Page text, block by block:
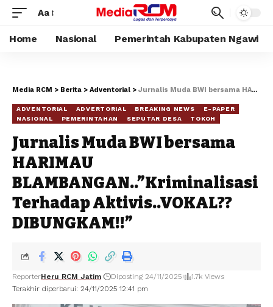
Aa
Home Nasional Pemerintah Kabupaten Ngawi
Media RCM > Berita > Adventorial > Jurnalis Muda BWI bersama HARIMAU BLAMBANGAN..”Kriminalisasi Terhadap Aktivis..VOKAL?? DIBUNGKAM!!”
ADVENTORIAL ADVERTORIAL BREAKING NEWS
E-PAPER
NASIONAL
PEMERINTAHAN SEPUTAR DESA TOKOH
Jurnalis Muda BWI bersama
HARIMAU
BLAMBANGAN..”Kriminalisasi
Terhadap Aktivis..VOKAL??
DIBUNGKAM!!”
Terakhir diperbarui: 24/11/2025 12:41 pm
ReporterHeru RCM Jatim Diposting 24/11/2025 1.7k Views